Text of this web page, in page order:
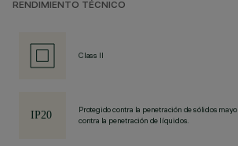
RENDIMIENTO TÉCNICO
Class II
Protegido contra la penetración de sólidos
contra la penetración de líquidos.